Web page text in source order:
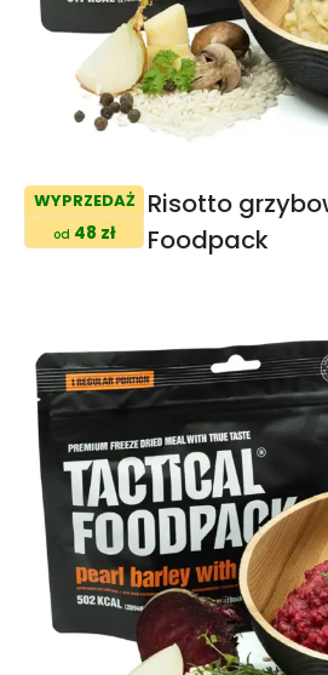
WYPRZEDAŻ
od 48 zł
Risotto
Foodpack